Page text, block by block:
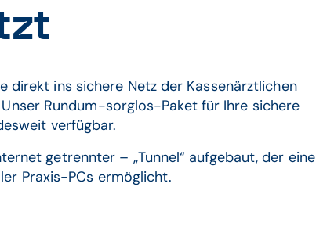
direkt ins sichere Netz der Kassenärztlichen
Rundum-sorglos-Paket für Ihre sichere
verfügbar.
getrennter – „Tunnel“ aufgebaut, der eine
Praxis-PCs ermöglicht.